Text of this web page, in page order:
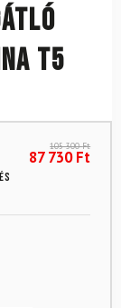
T5
105 300Ft
87 730Ft